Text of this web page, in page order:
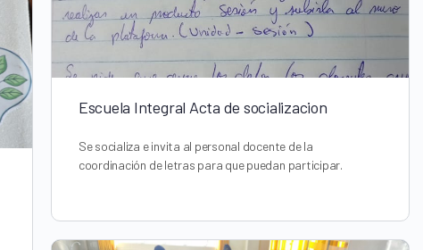
Escuela Integral Acta de socializacion
Se socializa e invita al personal docente de la
coordinación de letras para que puedan participar.